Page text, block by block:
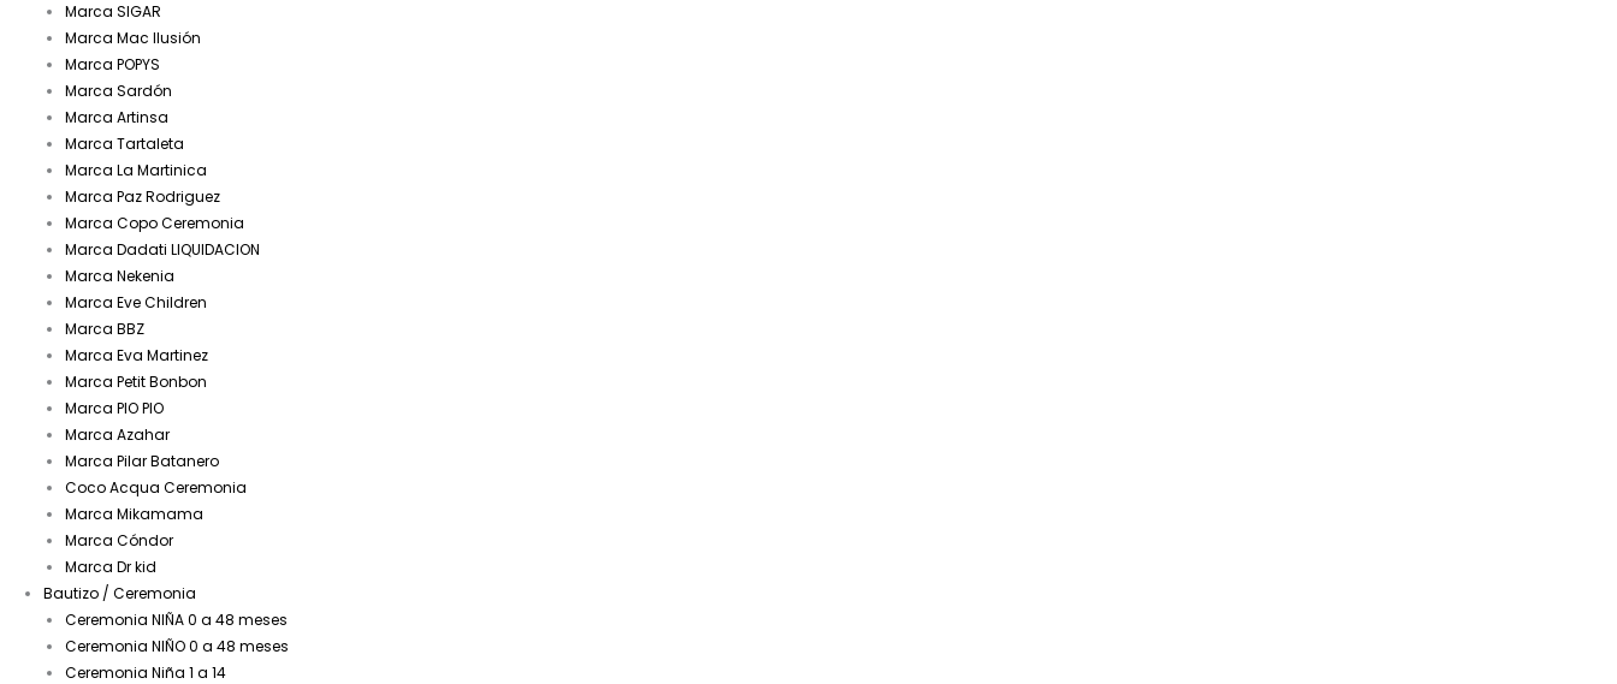
Marca SIGAR
Marca Mac Ilusión
Marca POPYS
Marca Sardón
Marca Artinsa
Marca Tartaleta
Marca La Martinica
Marca Paz Rodriguez
Marca Copo Ceremonia
Marca Dadati LIQUIDACION
Marca Nekenia
Marca Eve Children
Marca BBZ
Marca Eva Martinez
Marca Petit Bonbon
Marca PIO PIO
Marca Azahar
Marca Pilar Batanero
Coco Acqua Ceremonia
Marca Mikamama
Marca Cóndor
Marca Dr kid
Bautizo / Ceremonia
Ceremonia NIÑA 0 a 48 meses
Ceremonia NIÑO 0 a 48 meses
Ceremonia Niña 1 a 14